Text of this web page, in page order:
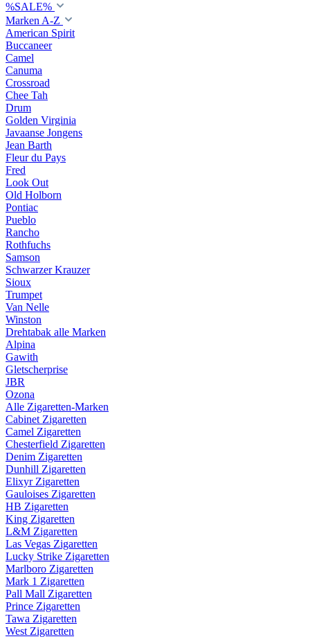
%SALE%
Marken A-Z
American Spirit
Buccaneer
Camel
Canuma
Crossroad
Сhee Tah
Drum
Golden Virginia
Javaanse Jongens
Jean Barth
Fleur du Pays
Fred
Look Out
Old Holborn
Pontiac
Pueblo
Rancho
Rothfuchs
Samson
Schwarzer Krauzer
Sioux
Trumpet
Van Nelle
Winston
Drehtabak alle Marken
Alpina
Gawith
Gletscherprise
JBR
Ozona
Alle Zigaretten-Marken
Cabinet Zigaretten
Camel Zigaretten
Chesterfield Zigaretten
Denim Zigaretten
Dunhill Zigaretten
Elixyr Zigaretten
Gauloises Zigaretten
HB Zigaretten
King Zigaretten
L&M Zigaretten
Las Vegas Zigaretten
Lucky Strike Zigaretten
Marlboro Zigaretten
Mark 1 Zigaretten
Pall Mall Zigaretten
Prince Zigaretten
Tawa Zigaretten
West Zigaretten